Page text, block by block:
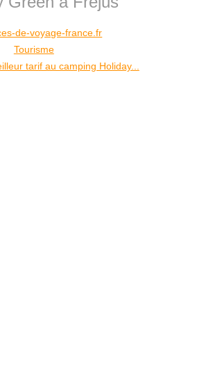
de-voyage-france.fr
Tourisme
tarif au camping Holiday...